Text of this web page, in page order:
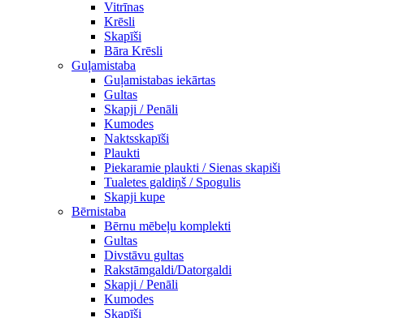
Vitrīnas
Krēsli
Skapīši
Bāra Krēsli
Guļamistaba
Guļamistabas iekārtas
Gultas
Skapji / Penāli
Kumodes
Naktsskapīši
Plaukti
Piekaramie plaukti / Sienas skapiši
Tualetes galdiņš / Spogulis
Skapji kupe
Bērnistaba
Bērnu mēbeļu komplekti
Gultas
Divstāvu gultas
Rakstāmgaldi/Datorgaldi
Skapji / Penāli
Kumodes
Skapīši